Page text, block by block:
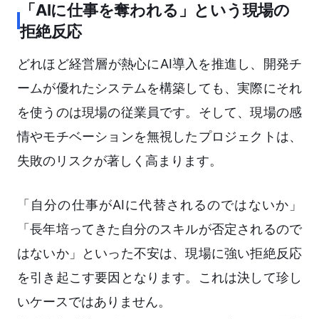
「AIに仕事を奪われる」という現場の
拒絶反応
どれほど経営層が熱心にAI導入を推進し、開発チ
ームが優れたシステムを構築しても、実際にそれ
を使うのは現場の従業員です。そして、現場の感
情やモチベーションを無視したプロジェクトは、
失敗のリスクが著しく高まります。
「自分の仕事がAIに代替されるのではないか」
「長年培ってきた自分のスキルが否定されるので
はないか」といった不安は、現場に強い拒絶反応
を引き起こす要因となります。これは決して珍し
いケースではありません。